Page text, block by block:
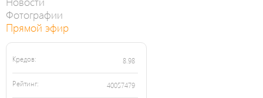
Фотографии
Прямой эфир
Кредов: 8.98
Рейтинг: 40057479